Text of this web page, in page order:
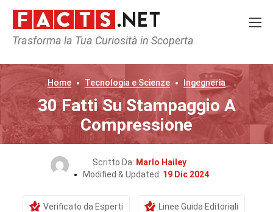
Trasforma la Tua Curiosità in Scoperta
Home Tecnologia e Scienze Ingegneria
30 Fatti Su Stampaggio A
Compressione
Scritto Da: Marlo Hailey
Modified & Updated: 19 Dic 2024
Verificato da Esperti Linee Guida Editoriali